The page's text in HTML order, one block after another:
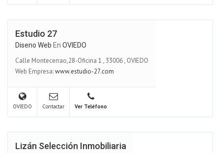
Estudio 27
Diseno Web En OVIEDO
Calle Montecerrao,28-Oficina 1 , 33006, OVIEDO
Web Empresa:www.estudio-27.com
OVIEDO Contactar Ver Teléfono
Lizán Selección Inmobiliaria